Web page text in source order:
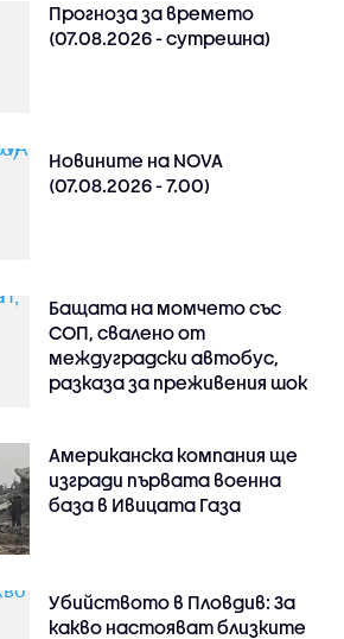
Прогноза за времето
(07.08.2026 - сутрешна)
Новините на NOVA
(07.08.2026 - 7.00)
Бащата на момчето със
СОП, свалено от
междуградски автобус,
разказа за преживения шок
Американска компания ще
изгради първата военна
база в Ивицата Газа
Убийството в Пловдив: За
какво настояват близките